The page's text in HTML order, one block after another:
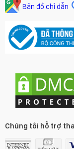
Bản đồ chỉ dẫn
Chúng tôi hỗ trợ